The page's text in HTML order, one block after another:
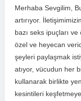
Merhaba Sevgilim,
artırıyor.
bazı⁢ seks ipuçları
özel ve heyecan
şeyleri paylaşmak
atıyor,⁤ vücudun her
kullanarak birlikte
kesintileri